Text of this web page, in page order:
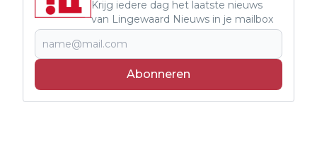
Krijg iedere dag het laatste nieuws
van Lingewaard Nieuws in je mailbox
Abonneren